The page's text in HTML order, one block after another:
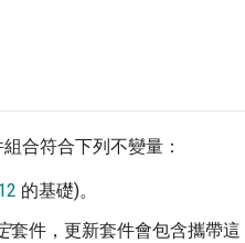
合符合下列不變量：
的基礎)。
套件，更新套件會包含攜帶這